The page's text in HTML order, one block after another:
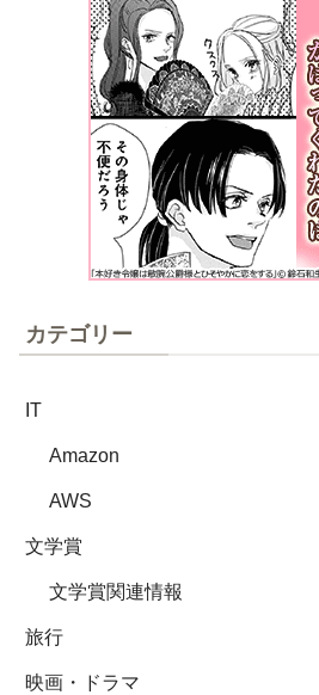
カテゴリー
IT
Amazon
AWS
文学賞
文学賞関連情報
旅行
映画・ドラマ